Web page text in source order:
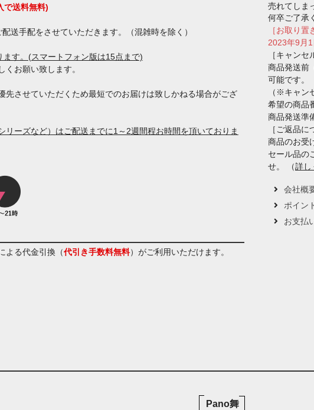
で送料無料)
送手配をさせていただきます。（混雑時を除く）
す。(スマートフォン版は15点まで)
お願い致します。
させていただくため最短でのお届けは致しかねる場合がござ
ーズなど）はご配送までに1～2週間程お時間を頂いておりま
よる代金引換（代引き手数料無料） がご利用いただけます。
売れてしま
何卒ご了承
［お取り置
2023年9月1
［キャンセ
商品発送前
可能です。
（※キャン
希望の商品
商品発送準
［ご返品に
商品のお受
セール品の
せ。 （詳し
会社概
ポイン
お支払
Pano舞